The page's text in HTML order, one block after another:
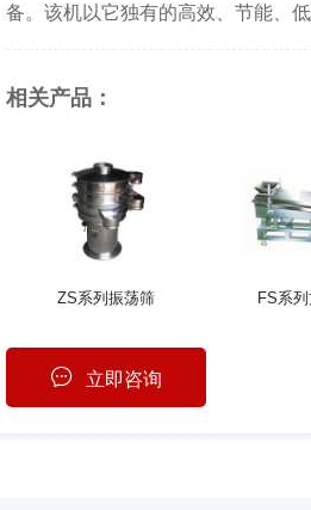
备。该机以它独有的高效、节能、
相关产品：
ZS系列振荡筛 FS系
立即咨询